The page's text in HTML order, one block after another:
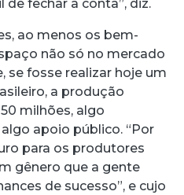
fechar a conta”, diz.
ao menos os bem-
não só no mercado
se fosse realizar hoje um
a produção
milhões, algo
apoio público. “Por
para os produtores
gênero que a gente
de sucesso”, e cujo